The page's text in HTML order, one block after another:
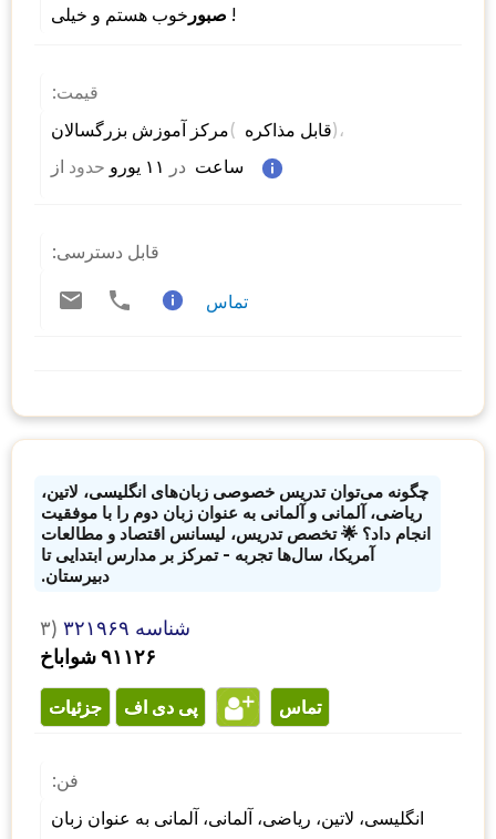
خوب هستم و خیلی صبور !
قیمت:
مرکز آموزش بزرگسالان ( قابل مذاکره )،
از حدود در ساعت
قابل دسترسی:
تماس
چگونه می‌توان تدریس خصوصی زبان‌های انگلیسی، لاتین،
ریاضی، آلمانی و آلمانی به عنوان زبان دوم را با موفقیت
انجام داد؟ 🌟 تخصص تدریس، لیسانس اقتصاد و مطالعات
آمریکا، سال‌ها تجربه - تمرکز بر مدارس ابتدایی تا
دبیرستان.
۳)
شناسه ۳۲۱۹۶۹
۹۱۱۲۶ شواباخ
جزئیات پی دی اف تماس
فن: